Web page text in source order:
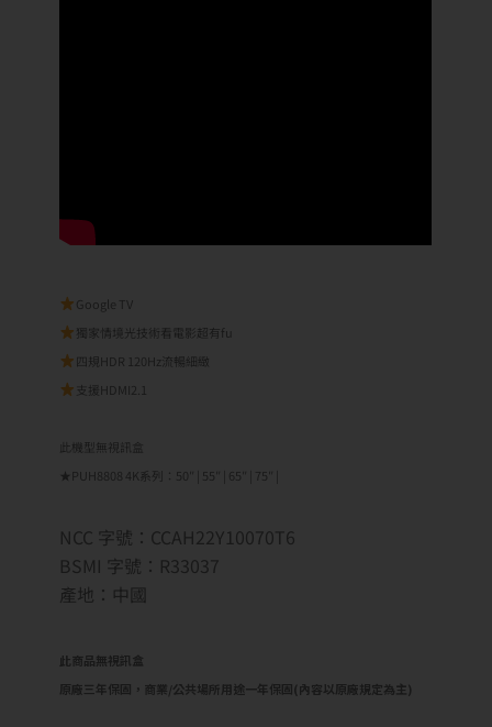
Google TV
獨家情境光技術看電影超有fu
四規HDR 120Hz流暢細緻
支援HDMI2.1
此機型無視訊盒
★PUH8808 4K系列：50″ | 55″ | 65″ | 75″ |
NCC 字號：CCAH22Y10070T6
BSMI 字號：R33037
產地：中國
此商品無視訊盒
原廠三年保固，商業/公共場所用途一年保固(內容以原廠規定為主)